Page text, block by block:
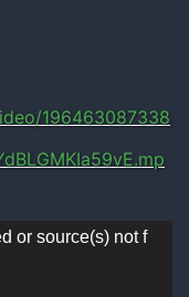
196463087338
or source(s) not f